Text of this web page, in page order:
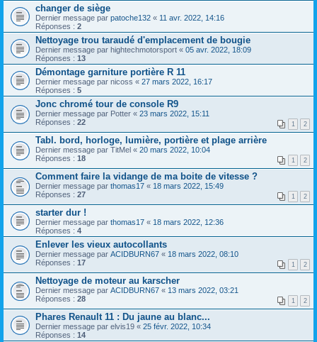
changer de siège
Dernier message par patoche132 « 11 avr. 2022, 14:16
Réponses : 2
Nettoyage trou taraudé d'emplacement de bougie
Dernier message par hightechmotorsport « 05 avr. 2022, 18:09
Réponses : 13
Démontage garniture portière R 11
Dernier message par nicoss « 27 mars 2022, 16:17
Réponses : 5
Jonc chromé tour de console R9
Dernier message par Potter « 23 mars 2022, 15:11
Réponses : 22 1 2
Tabl. bord, horloge, lumière, portière et plage arrière
Dernier message par TitMel « 20 mars 2022, 10:04
Réponses : 18 1 2
Comment faire la vidange de ma boite de vitesse ?
Dernier message par thomas17 « 18 mars 2022, 15:49
Réponses : 27 1 2
starter dur !
Dernier message par thomas17 « 18 mars 2022, 12:36
Réponses : 4
Enlever les vieux autocollants
Dernier message par ACIDBURN67 « 18 mars 2022, 08:10
Réponses : 17 1 2
Nettoyage de moteur au karscher
Dernier message par ACIDBURN67 « 13 mars 2022, 03:21
Réponses : 28 1 2
Phares Renault 11 : Du jaune au blanc...
Dernier message par elvis19 « 25 févr. 2022, 10:34
Réponses : 14